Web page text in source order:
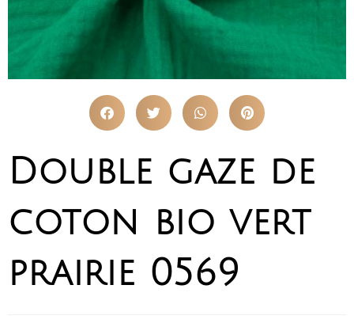
Double gaze de
coton bio vert
prairie 0569